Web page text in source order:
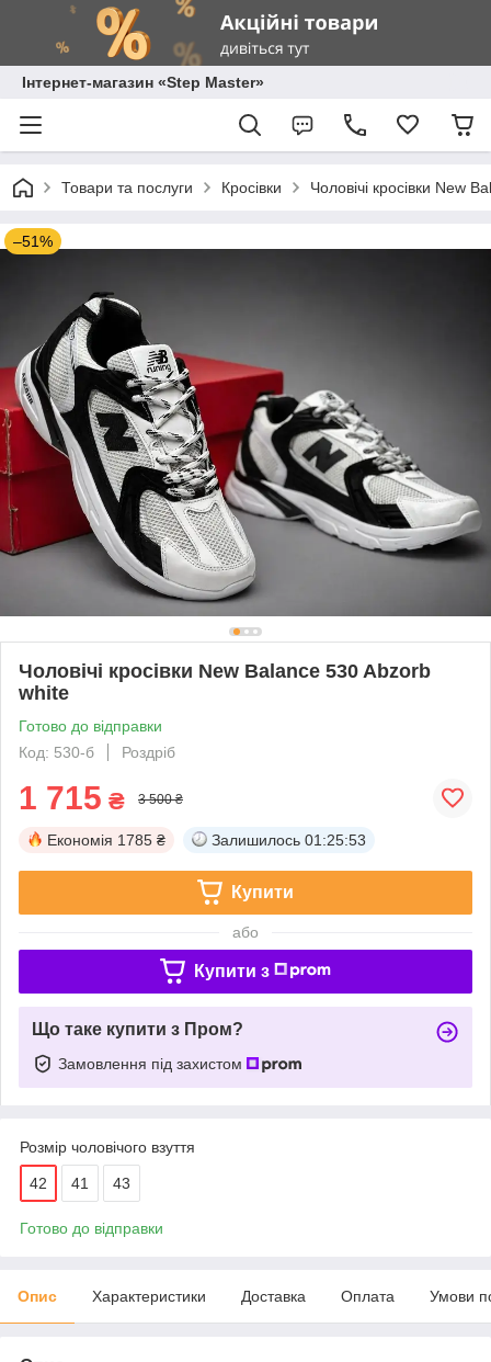
Інтернет-магазин «Step Master»
Товари та послуги Кросівки Чоловічі кросівки New
–51%
Чоловічі кросівки New Balance 530 Abzorb
white
Готово до відправки
Код: 530-б
Роздріб
1 715 ₴ 3 500 ₴
Економія 1785 ₴ Залишилось 01:25:52
Купити
або
Купити з
Що таке купити з Пром?
Замовлення під захистом
Розмір чоловічого взуття
42 41 43
Готово до відправки
Опис Характеристики Доставка Оплата Умови